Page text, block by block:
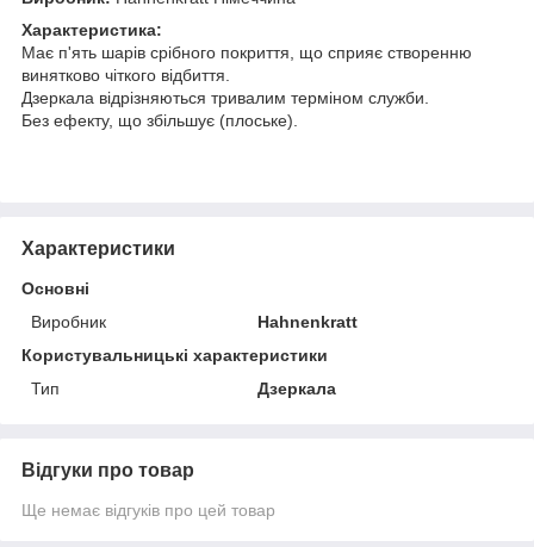
Характеристика:
Має п'ять шарів срібного покриття, що сприяє створенню
винятково чіткого відбиття.
Дзеркала відрізняються тривалим терміном служби.
Без ефекту, що збільшує (плоське).
Характеристики
Основні
Виробник
Hahnenkratt
Користувальницькі характеристики
Тип
Дзеркала
Відгуки про товар
Ще немає відгуків про цей товар